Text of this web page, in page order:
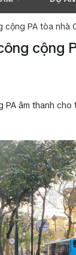
PA tòa nhà
cộng
âm thanh cho